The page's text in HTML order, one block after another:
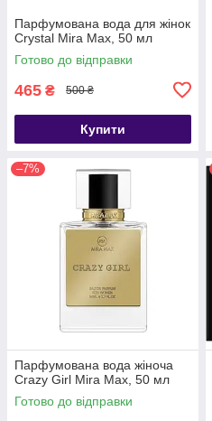
Парфумована вода для жінок
Crystal Mira Max, 50 мл
Готово до відправки
465 ₴ 500 ₴
Купити
–7%
Парфумована вода жіноча
Crazy Girl Mira Max, 50 мл
Готово до відправки